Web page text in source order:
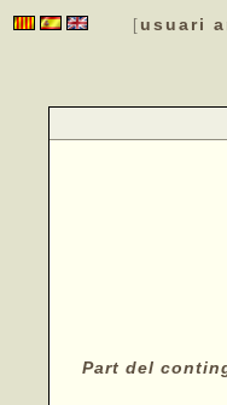
[ usuari
Part del